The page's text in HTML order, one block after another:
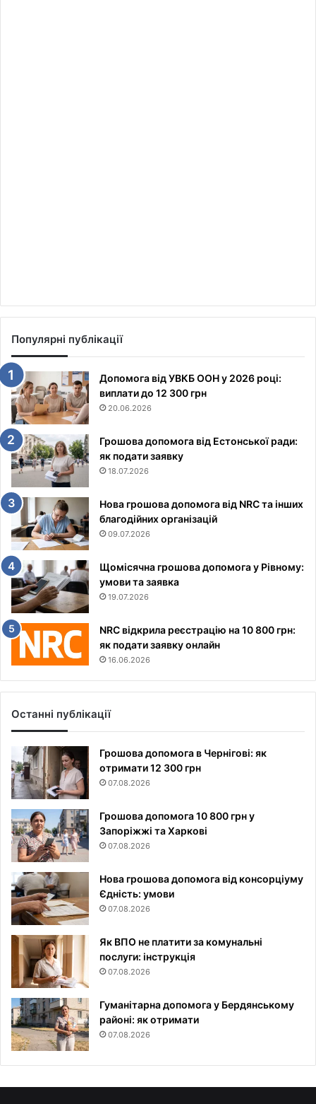
Популярні публікації
Допомога від УВКБ ООН у 2026 році:
виплати до 12 300 грн
20.06.2026
Грошова допомога від Естонської ради:
як подати заявку
18.07.2026
Нова грошова допомога від NRC та інших
благодійних організацій
09.07.2026
Щомісячна грошова допомога у Рівному:
умови та заявка
19.07.2026
NRC відкрила реєстрацію на 10 800 грн:
як подати заявку онлайн
16.06.2026
Останні публікації
Грошова допомога в Чернігові: як
отримати 12 300 грн
07.08.2026
Грошова допомога 10 800 грн у
Запоріжжі та Харкові
07.08.2026
Нова грошова допомога від консорціуму
Єдність: умови
07.08.2026
Як ВПО не платити за комунальні
послуги: інструкція
07.08.2026
Гуманітарна допомога у Бердянському
районі: як отримати
07.08.2026